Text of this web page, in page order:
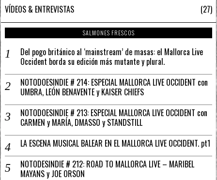
VÍDEOS & ENTREVISTAS
27
SALMONES FRESCOS
Del pogo británico al ‘mainstream’ de masas: el Mallorca Live
Occident borda su edición más mutante y plural.
NOTODOESINDIE # 214: ESPECIAL MALLORCA LIVE OCCIDENT con
UMBRA, LEÓN BENAVENTE y KAISER CHIEFS
NOTODOESINDIE # 213: ESPECIAL MALLORCA LIVE OCCIDENT con
CARMEN y MARÍA, DMASSO y STANDSTILL
LA ESCENA MUSICAL BALEAR EN EL MALLORCA LIVE OCCIDENT. pt1
NOTODESINDIE # 212: ROAD TO MALLORCA LIVE – MARIBEL
MAYANS y JOE ORSON